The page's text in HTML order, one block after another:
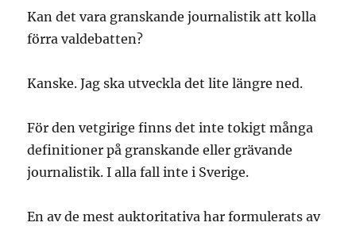
Kan det vara granskande journalistik att kolla
förra valdebatten?
Kanske. Jag ska utveckla det lite längre ned.
För den vetgirige finns det inte tokigt många
definitioner på granskande eller grävande
journalistik. I alla fall inte i Sverige.
En av de mest auktoritativa har formulerats av